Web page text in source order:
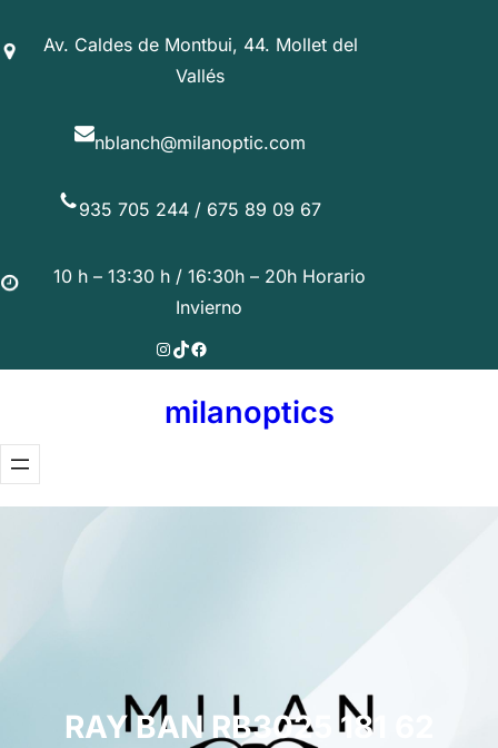
al
Av. Caldes de Montbui, 44. Mollet del
Vallés
nblanch@milanoptic.com
935 705 244 / 675 89 09 67
10 h – 13:30 h / 16:30h – 20h Horario
Invierno
Instagram
TikTok
Facebook
milanoptics
RAY BAN RB3025 181 62